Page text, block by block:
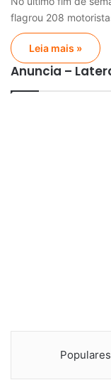
flagrou 208
Leia mais »
Anuncia –
Populares